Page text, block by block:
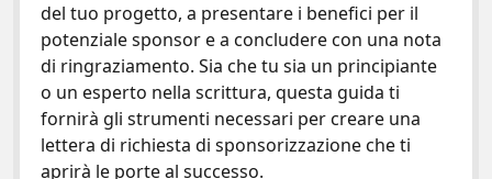
del tuo progetto, a presentare i benefici per il
potenziale sponsor e a concludere con una nota
di ringraziamento. Sia che tu sia un principiante
o un esperto nella scrittura, questa guida ti
fornirà gli strumenti necessari per creare una
lettera di richiesta di sponsorizzazione che ti
aprirà le porte al successo.